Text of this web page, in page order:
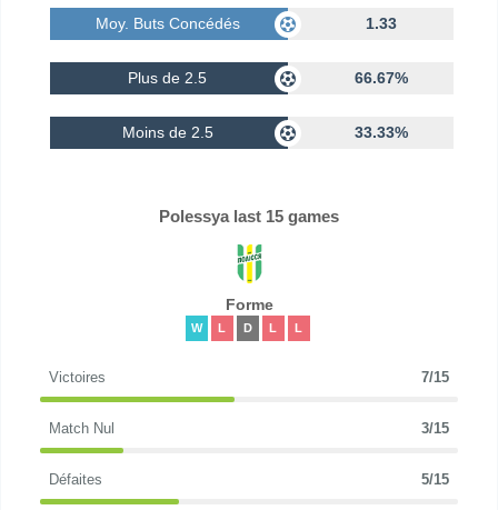
Moy. Buts Concédés 1.33
Plus de 2.5 66.67%
Moins de 2.5 33.33%
Polessya last 15 games
Forme
W L D L L
Victoires 7/15
Match Nul 3/15
Défaites 5/15